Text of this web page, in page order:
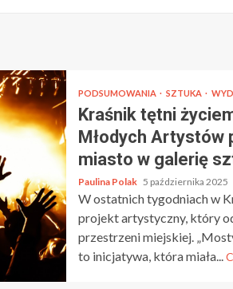
PODSUMOWANIA SZTUKA
Kraśnik tętni
Młodych Artystów
miasto w galerię
Paulina Polak 5 października 2025
W ostatnich tygodniach w
projekt artystyczny, który
przestrzeni miejskiej.
to inicjatywa, która miała...